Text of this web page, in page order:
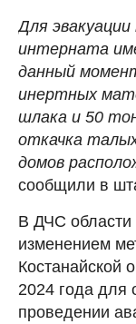
Для
интерната
данный
инертных
шлака и 50
откачка
домов
сообщили в
В ДЧС области
изменением
Костанайской
2024 года для
проведении